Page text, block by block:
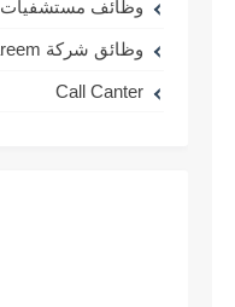
وظائف مستشفيات
وظائق شركة careem
Call Canter